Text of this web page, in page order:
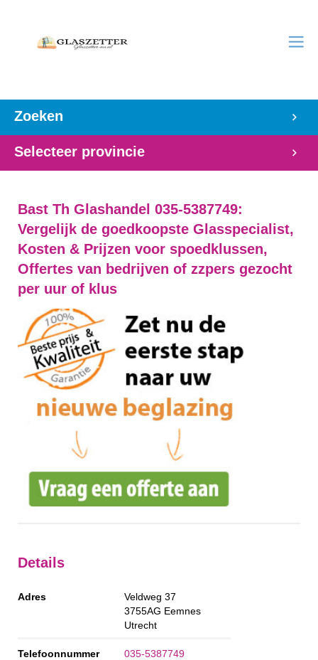
Zoeken
Selecteer provincie
Bast Th Glashandel 035-5387749:
Vergelijk de goedkoopste Glasspecialist,
Kosten & Prijzen voor spoedklussen,
Offertes van bedrijven of zzpers gezocht
per uur of klus
Details
Adres
Veldweg 37
3755AG Eemnes
Utrecht
Telefoonnummer 035-5387749